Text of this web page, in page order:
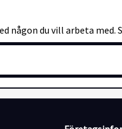
någon du vill arbeta
och är ett tryggt
driver 9 förskolor i